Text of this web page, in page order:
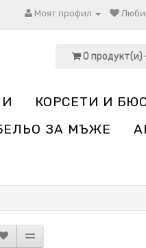
Моят профил
0
КОРСЕТИ И
ЗА МЪЖЕ